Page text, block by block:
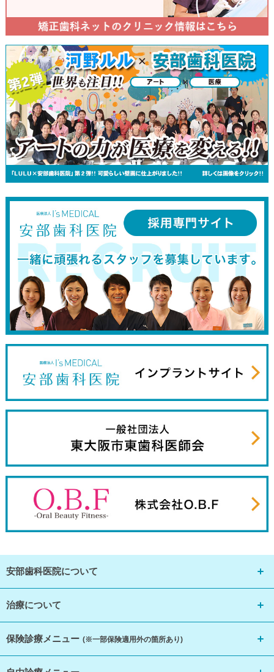
安部歯科医院について
治療について
保険診療メニュー (※一部保険適用外の箇所あり)